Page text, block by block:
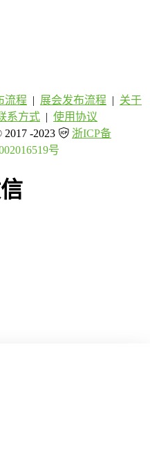
流程 | 展会发布流程 | 关于
系方式 | 使用协议
2017 -2023
浙ICP备
号